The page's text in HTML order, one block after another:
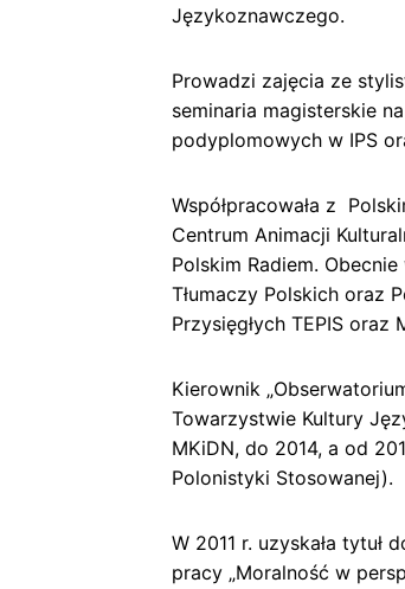
Językoznawczego.
Prowadzi zajęcia ze
seminaria magisterskie
podyplomowych w IPS
Współpracowała z
Centrum Animacji
Polskim Radiem.
Tłumaczy Polskich oraz
Przysięgłych TEPIS oraz
Kierownik
Towarzystwie Kultury
MKiDN, do 2014, a od
Polonistyki Stosowanej).
W 2011 r. uzyskała
pracy „Moralność w